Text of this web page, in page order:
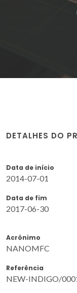
DETALHES DO
Data de início
2014-07-01
Data de fim
2017-06-30
Acrónimo
NANOMFC
Referência
NEW-INDIGO/